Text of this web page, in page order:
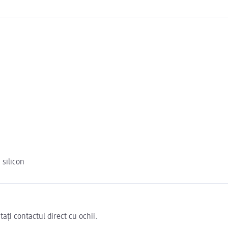
silicon
contactul direct cu ochii.